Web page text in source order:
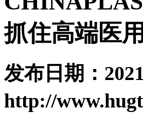
抓住高端医
发布日期：
http://